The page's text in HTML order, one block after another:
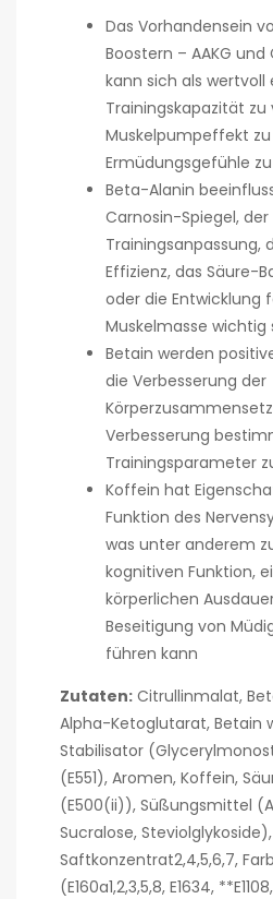
Das Vorhandensein
Boostern – AAKG
kann sich als wertvoll
Trainingskapazität zu
Muskelpumpeffekt
Ermüdungsgefühle
Beta-Alanin
Carnosin-Spiegel,
Trainingsanpassung,
Effizienz, das Säure-
oder die Entwicklung
Muskelmasse wichtig
Betain werden
die Verbesserung der
Verbesserung
Trainingsparameter
Koffein hat
Funktion des
was unter anderem
kognitiven Funktion,
körperlichen
Beseitigung von
führen kann
Zutaten: Citrullinmalat,
Alpha-Ketoglutarat, Betain
Stabilisator
(E551), Aromen, Koffein,
(E500(ii)), Süßungsmittel
Sucralose,
Saftkonzentrat2,4,5,6,7,
(E160a1,2,3,5,8, E1634,